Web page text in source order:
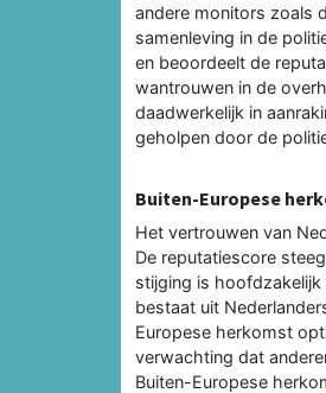
andere monitors zoals
samenleving in de
en beoordeelt de
wantrouwen in de
daadwerkelijk in
geholpen door de
Buiten-Europese
Het vertrouwen van
De reputatiescore
stijging is hoofdzakelijk
bestaat uit
Europese herkomst
verwachting dat
Buiten-Europese